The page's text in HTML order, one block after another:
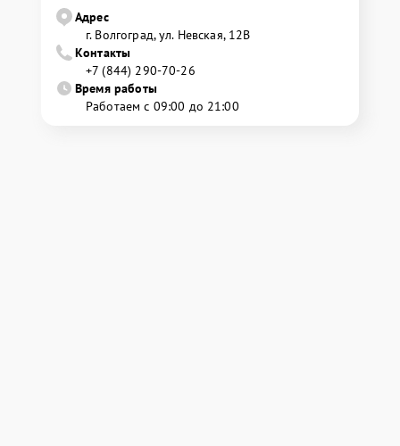
Адрес
г. Волгоград, ул. Невская, 12В
Контакты
+7 (844) 290-70-26
Время работы
Работаем с 09:00 до 21:00